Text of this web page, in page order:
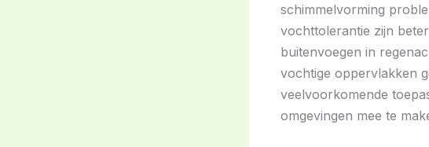
schimmelvorming
vochttolerantie zijn
buitenvoegen in
vochtige oppervlakken
veelvoorkomende
omgevingen mee te